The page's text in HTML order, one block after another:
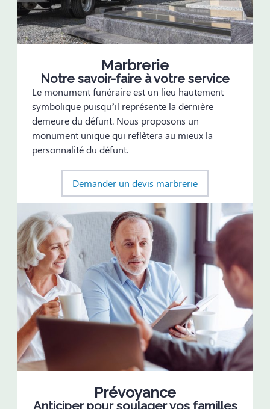
Marbrerie
Notre savoir-faire à votre service
Le monument funéraire est un lieu hautement
symbolique puisqu’il représente la dernière
demeure du défunt. Nous proposons un
monument unique qui reflètera au mieux la
personnalité du défunt.
Demander un devis marbrerie
Prévoyance
Anticiper pour soulager vos familles